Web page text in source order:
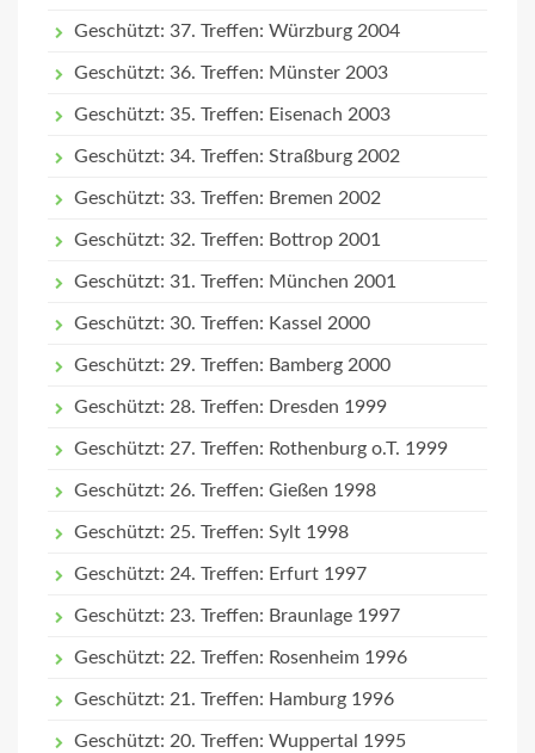
Geschützt: 37. Treffen: Würzburg 2004
Geschützt: 36. Treffen: Münster 2003
Geschützt: 35. Treffen: Eisenach 2003
Geschützt: 34. Treffen: Straßburg 2002
Geschützt: 33. Treffen: Bremen 2002
Geschützt: 32. Treffen: Bottrop 2001
Geschützt: 31. Treffen: München 2001
Geschützt: 30. Treffen: Kassel 2000
Geschützt: 29. Treffen: Bamberg 2000
Geschützt: 28. Treffen: Dresden 1999
Geschützt: 27. Treffen: Rothenburg o.T. 1999
Geschützt: 26. Treffen: Gießen 1998
Geschützt: 25. Treffen: Sylt 1998
Geschützt: 24. Treffen: Erfurt 1997
Geschützt: 23. Treffen: Braunlage 1997
Geschützt: 22. Treffen: Rosenheim 1996
Geschützt: 21. Treffen: Hamburg 1996
Geschützt: 20. Treffen: Wuppertal 1995